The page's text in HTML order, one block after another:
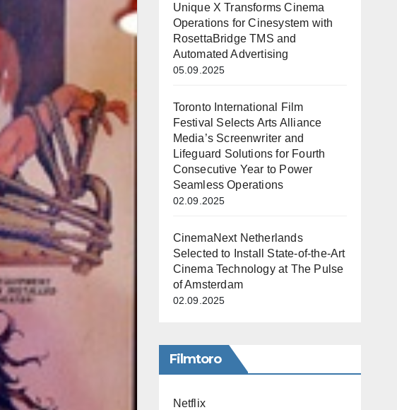
Unique X Transforms Cinema
Operations for Cinesystem with
RosettaBridge TMS and
Automated Advertising
05.09.2025
Toronto International Film
Festival Selects Arts Alliance
Media’s Screenwriter and
Lifeguard Solutions for Fourth
Consecutive Year to Power
Seamless Operations
02.09.2025
CinemaNext Netherlands
Selected to Install State-of-the-Art
Cinema Technology at The Pulse
of Amsterdam
02.09.2025
Filmtoro
Netflix